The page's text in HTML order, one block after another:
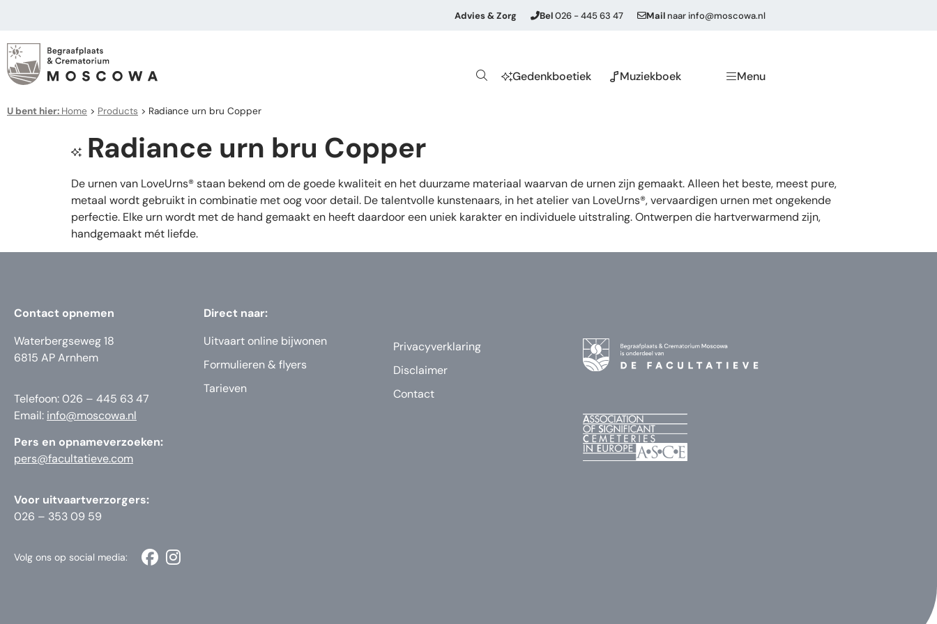
Advies & Zorg Bel026 - 445 63 47 Mail naarinfo@moscowa.nl
Gedenkboetiek Muziekboek Menu
U bent hier: Home > Products > Radiance urn bru Copper
Radiance urn bru Copper
De urnen van LoveUrns® staan bekend om de goede kwaliteit en het duurzame materiaal waarvan de urnen zijn gemaakt. Alleen het beste, meest pure,
metaal wordt gebruikt in combinatie met oog voor detail. De talentvolle kunstenaars, in het atelier van LoveUrns®, vervaardigen urnen met ongekende
perfectie. Elke urn wordt met de hand gemaakt en heeft daardoor een uniek karakter en individuele uitstraling. Ontwerpen die hartverwarmend zijn,
handgemaakt mét liefde.
Contact opnemen
Waterbergseweg 18
6815 AP Arnhem
Telefoon: 026 – 445 63 47
Email: info@moscowa.nl
Pers en opnameverzoeken:
pers@facultatieve.com
Voor uitvaartverzorgers:
026 – 353 09 59
Direct naar:
Uitvaart online bijwonen
Formulieren & flyers
Tarieven
Privacyverklaring
Disclaimer
Contact
Volg ons op social media: